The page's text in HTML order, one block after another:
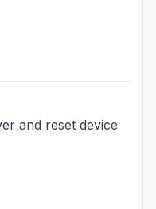
and reset device